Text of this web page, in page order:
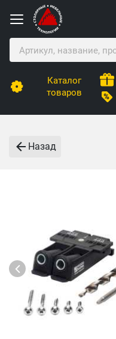
Каталог
товаров
Назад